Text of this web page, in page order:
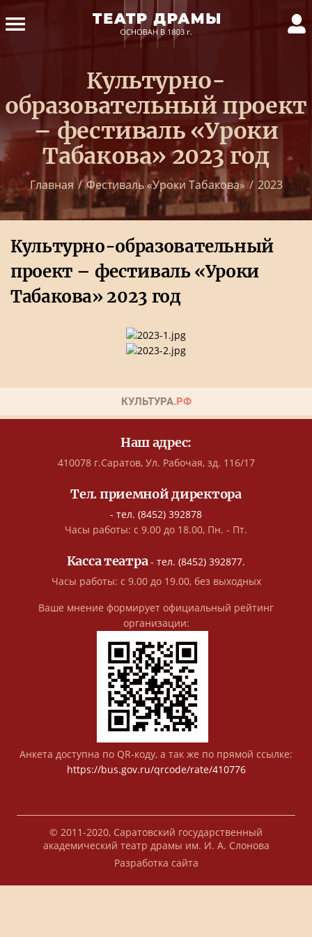
Культурно-
образовательный проект
– фестиваль «Уроки
Табакова» 2023 год
Главная / Фестиваль «Уроки Табакова» / 2023
Культурно-образовательный
проект – фестиваль «Уроки
Табакова» 2023 год
Наш адрес:
410078 г.Саратов, Ул. Рабочая, зд. 116/17
Тел. приемной директора
- тел. (8452) 392878
Часы работы: с 9.00 до 18.00, Пн. - Пт.
Касса театра- тел. (8452) 392877.
Часы работы: с 9.00 до 19.00, без выходных
Ваше мнение формирует официальный рейтинг
организации:
Анкета доступна по QR-коду, а так же по прямой ссылке:
https://bus.gov.ru/qrcode/rate/410776
© 2011-2020, Саратовский государственный
академический театр драмы им. И. А. Слонова
Разработка сайта